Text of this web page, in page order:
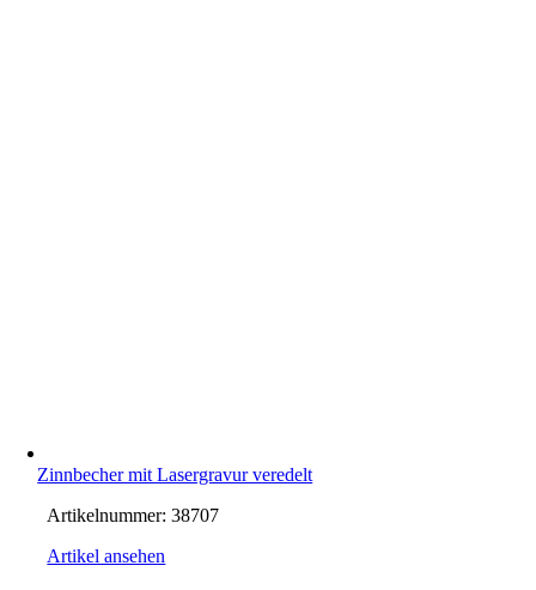
Zinnbecher mit Lasergravur veredelt
Artikelnummer:38707
Artikel ansehen